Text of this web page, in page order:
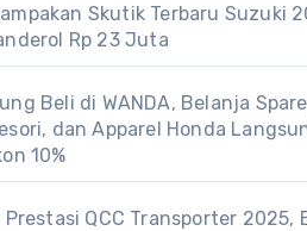
Skutik Terbaru Suzuki
Rp 23 Juta
Beli di WANDA, Belanja
dan Apparel Honda
10%
Prestasi QCC Transporter 2025,